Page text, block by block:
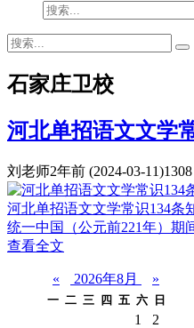
石家庄卫校
河北单招语文文学
刘老师2年前 (2024-03-11)1308
河北单招语文文学常识134条
统一中国（公元前221年）期
查看全文
« 2026年8月 »
一 二 三 四 五 六 日
1
2